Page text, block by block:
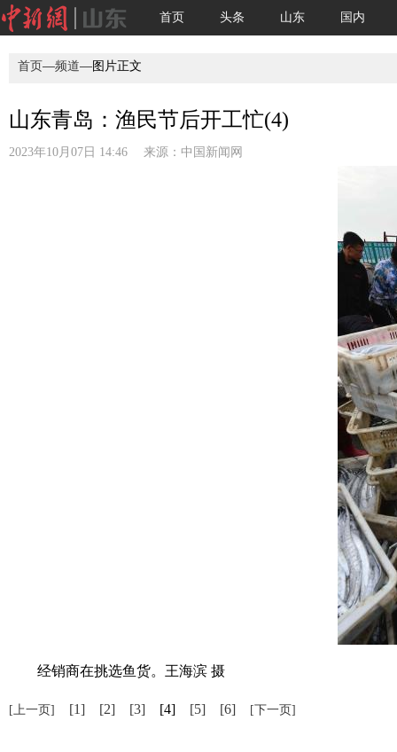
首页 头条 山东 国内
首页—频道—图片正文
山东青岛：渔民节后开工忙(4)
2023年10月07日 14:46 来源： 中国新闻网
经销商在挑选鱼货。王海滨 摄
[上一页] [1] [2] [3] [4] [5] [6] [下一页]